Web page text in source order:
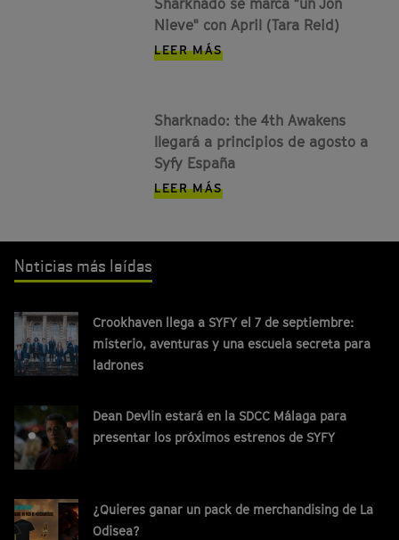
Sharknado se marca "un Jon
Nieve" con April (Tara Reid)
LEER MÁS
Sharknado: the 4th Awakens
llegará a principios de agosto a
Syfy España
LEER MÁS
Noticias más leídas
Crookhaven llega a SYFY el 7 de septiembre:
misterio, aventuras y una escuela secreta para
ladrones
Dean Devlin estará en la SDCC Málaga para
presentar los próximos estrenos de SYFY
¿Quieres ganar un pack de merchandising de La
Odisea?